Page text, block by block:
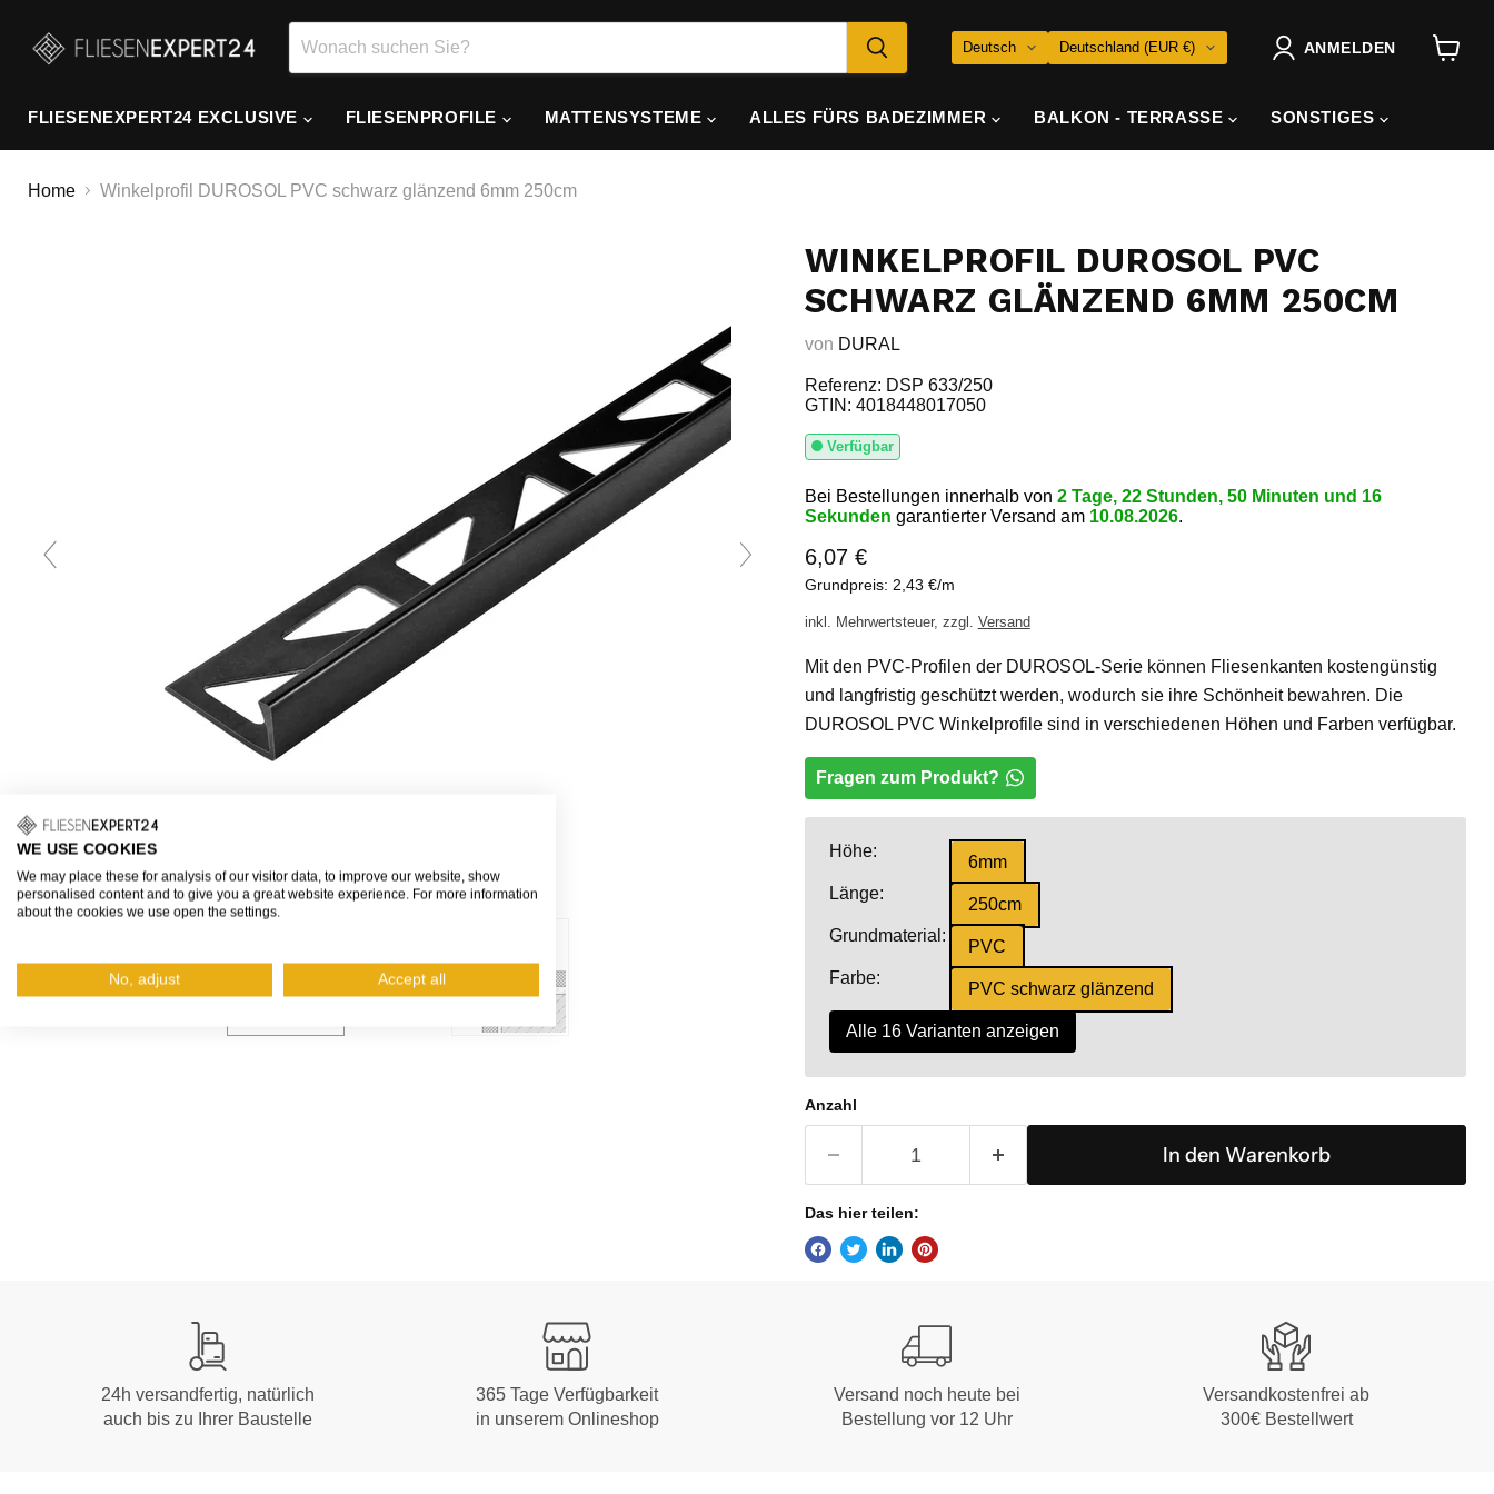
SPRACHE
Deutsch LAND
Deutschland (EUR €) ANMELDEN
FLIESENEXPERT24 EXCLUSIVE
FLIESENPROFILE MATTENSYSTEME ALLES FÜRS BADEZIMMER BALKON - TERRASSE SONSTIGES
Home Winkelprofil DUROSOL PVC schwarz glänzend 6mm 250cm
Hover to zoom
WINKELPROFIL DUROSOL PVC
SCHWARZ GLÄNZEND 6MM 250CM
von DURAL
Referenz: DSP 633/250
GTIN: 4018448017050
Verfügbar
Bei Bestellungen innerhalb von 2 Tage, 22 Stunden, 50 Minuten und 15
Sekunden garantierter Versand am 10.08.2026.
6,07 €
Grundpreis: 2,43 €/m
inkl. Mehrwertsteuer, zzgl. Versand
Mit den PVC-Profilen der DUROSOL-Serie können Fliesenkanten kostengünstig
und langfristig geschützt werden, wodurch sie ihre Schönheit bewahren. Die
DUROSOL PVC Winkelprofile sind in verschiedenen Höhen und Farben verfügbar.
Fragen zum Produkt?
Höhe:
6mm
Länge:
250cm
Grundmaterial:
PVC
Farbe:
PVC schwarz glänzend
Alle 16 Varianten anzeigen
Anzahl
In den Warenkorb
Das hier teilen:
24h versandfertig, natürlich
auch bis zu Ihrer Baustelle
365 Tage Verfügbarkeit
in unserem Onlineshop
Versand noch heute bei
Bestellung vor 12 Uhr
Versandkostenfrei ab
300€ Bestellwert
WE USE COOKIES
We may place these for analysis of our visitor data, to improve our website, show
personalised content and to give you a great website experience. For more information
about the cookies we use open the settings.
No, adjust Accept all